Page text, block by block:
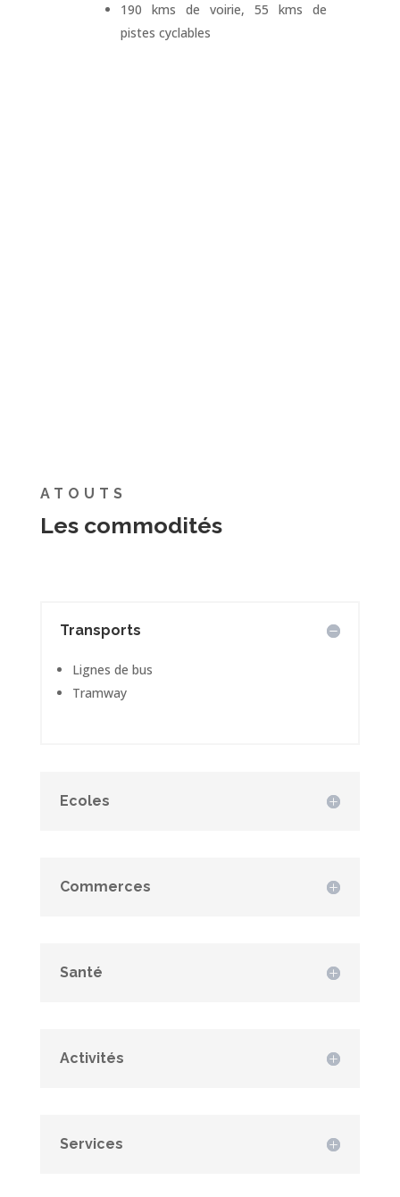
190 kms de voirie, 55 kms de
pistes cyclables
ATOUTS
Les commodités
Transports
Lignes de bus
Tramway
Ecoles
Commerces
Santé
Activités
Services